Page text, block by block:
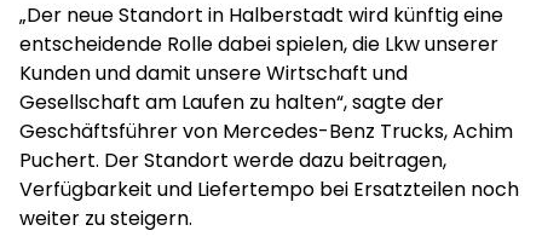
„Der neue Standort in Halberstadt wird künftig eine
entscheidende Rolle dabei spielen, die Lkw unserer
Kunden und damit unsere Wirtschaft und
Gesellschaft am Laufen zu halten“, sagte der
Geschäftsführer von Mercedes-Benz Trucks, Achim
Puchert. Der Standort werde dazu beitragen,
Verfügbarkeit und Liefertempo bei Ersatzteilen noch
weiter zu steigern.